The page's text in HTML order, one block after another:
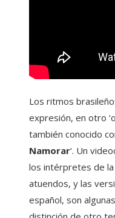
Los ritmos
expresión, en otro
también conocido
Namorar‘. Un
los intérpretes de la
atuendos, y las
español, son